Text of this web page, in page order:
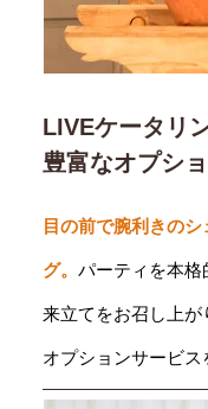
LIVEケータリ
豊富なオプシ
目の前で腕利きの
グ。 パーティを本格
来立てをお召し上
オプションサービス